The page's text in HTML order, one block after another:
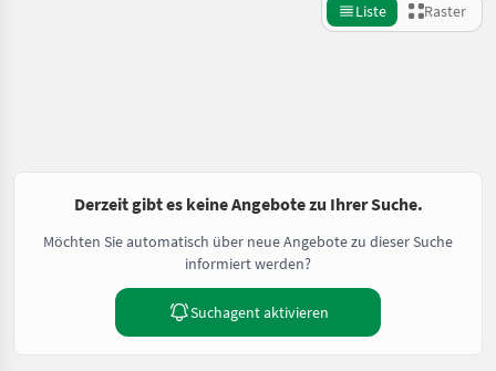
Liste Raster
Derzeit gibt es keine Angebote zu Ihrer Suche.
Möchten Sie automatisch über neue Angebote zu dieser Suche
informiert werden?
Suchagent aktivieren